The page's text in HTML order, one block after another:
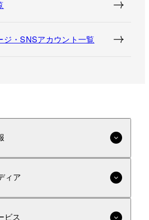
ジ・SNSアカウント一覧
ィア
ビス